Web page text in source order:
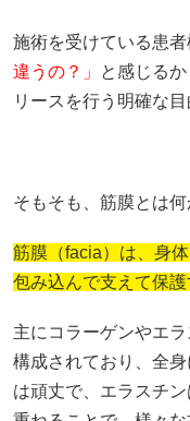
施術を受けている患者
違うの？」
と感じる
リースを行う明確な目
そもそも、筋膜とは
筋膜（facia）は、身
包み込んで支えて保護
主にコラーゲンやエ
構成されており、全
は頑丈で、エラスチ